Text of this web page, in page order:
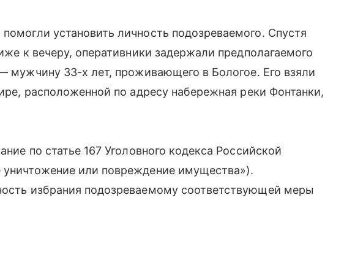
установить личность подозреваемого. Спустя
к вечеру, оперативники задержали предполагаемого
мужчину 33-х лет, проживающего в Бологое. Его взяли
расположенной по адресу набережная реки Фонтанки,
по статье 167 Уголовного кодекса Российской
или повреждение имущества»).
избрания подозреваемому соответствующей меры